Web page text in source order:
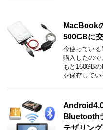
MacBook
500GBに
今使っている
購入したので
もと160GB
を保存して
Bluetooth
テザリング